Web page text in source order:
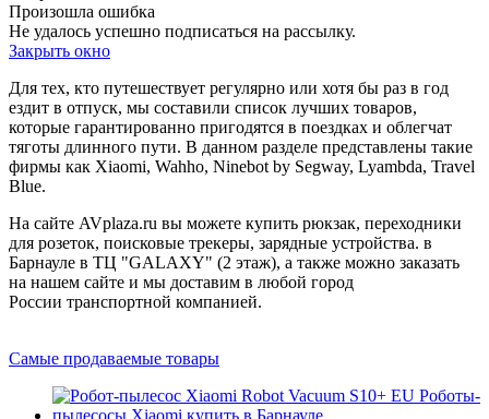
Произошла ошибка
Не удалось успешно подписаться на рассылку.
Закрыть окно
Для тех, кто путешествует регулярно или хотя бы раз в год
ездит в отпуск, мы составили список лучших товаров,
которые гарантированно пригодятся в поездках и облегчат
тяготы длинного пути. В данном разделе представлены такие
фирмы как Xiaomi, Wahho, Ninebot by Segway, Lyambda, Travel
Blue.
На сайте AVplaza.ru вы можете купить рюкзак, переходники
для розеток, поисковые трекеры, зарядные устройства. в
Барнауле в ТЦ "GALAXY" (2 этаж), а также можно заказать
на нашем сайте и мы доставим в любой город
России транспортной компанией.
Самые продаваемые товары